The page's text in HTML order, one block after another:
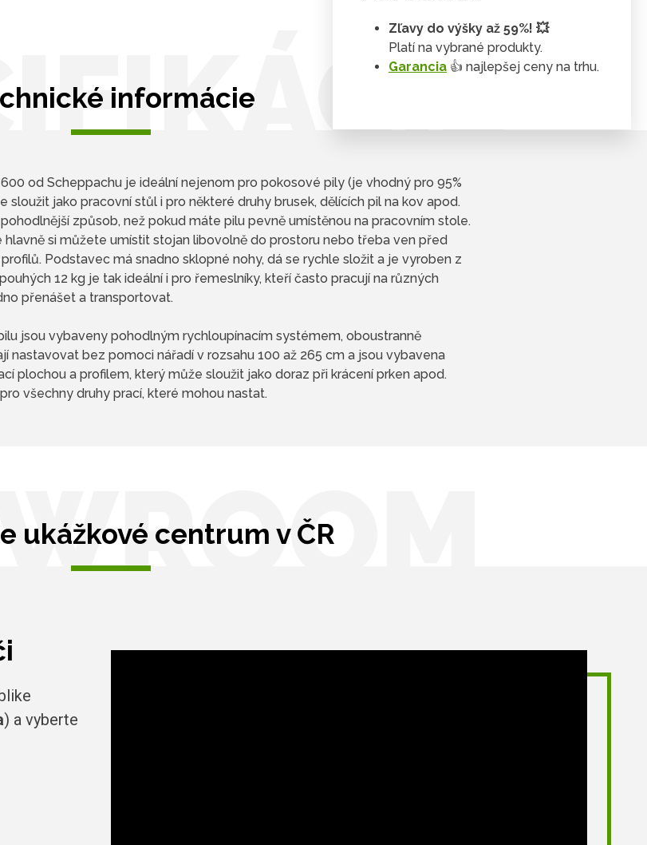
informácie
od Scheppachu je ideální nejenom pro pokosové pily (je vhodný pro 95%
sloužit jako pracovní stůl i pro některé druhy brusek, dělících pil na kov apod.
způsob, než pokud máte pilu pevně umístěnou na pracovním stole.
hlavně si můžete umístit stojan libovolně do prostoru nebo třeba ven před
Podstavec má snadno sklopné nohy, dá se rychle složit a je vyroben z
12 kg je tak ideální i pro řemeslníky, kteří často pracují na různých
přenášet a transportovat.
jsou vybaveny pohodlným rychloupínacím systémem, oboustranně
nastavovat bez pomoci nářadí v rozsahu 100 až 265 cm a jsou vybavena
plochou a profilem, který může sloužit jako doraz při krácení prken apod.
všechny druhy prací, které mohou nastat.
ukážkové centrum v ČR
) a vyberte
Zľavy do výšky až 59%! 💥
Platí na vybrané produkty.
Garancia 👍 najlepšej ceny na trhu.